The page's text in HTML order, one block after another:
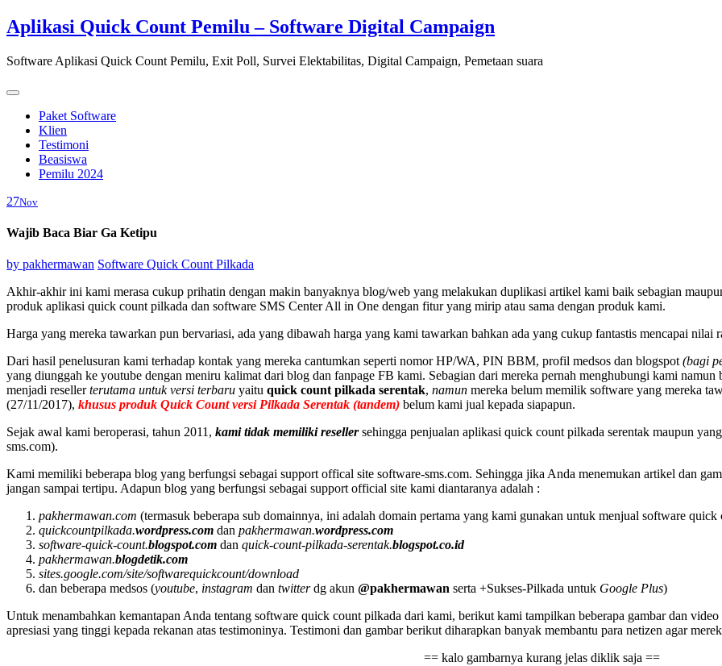
Skip
to
Aplikasi Quick Count Pemilu – Software Digital Campaign
Software Aplikasi Quick Count Pemilu, Exit Poll, Survei Elektabilitas, Digital Campaign, Pemetaan suara
Paket Software
Klien
Testimoni
Beasiswa
Pemilu 2024
27Nov
Wajib Baca Biar Ga Ketipu
by pakhermawan Software Quick Count Pilkada
Akhir-akhir ini kami merasa cukup prihatin dengan makin banyaknya blog/web yang melakukan duplikasi artikel kami baik sebagian
produk aplikasi quick count pilkada dan software SMS Center All in One dengan fitur yang mirip atau sama dengan produk kami.
Harga yang mereka tawarkan pun bervariasi, ada yang dibawah harga yang kami tawarkan bahkan ada yang cukup fantastis mencapai nilai
Dari hasil penelusuran kami terhadap kontak yang mereka cantumkan seperti nomor HP/WA, PIN BBM, profil medsos dan blogspot (bagi
yang diunggah ke youtube dengan meniru kalimat dari blog dan fanpage FB kami. Sebagian dari mereka pernah menghubungi kami
menjadi resellerterutama untuk versi terbaru yaitu quick count pilkada serentak, namun mereka belum memilik software yang mereka
(27/11/2017), khusus produk Quick Count versi Pilkada Serentak (tandem) belum kami jual kepada siapapun.
Sejak awal kami beroperasi, tahun 2011, kami tidak memiliki resellersehingga penjualan aplikasi quick count pilkada serentak maupun
sms.com).
Kami memiliki beberapa blog yang berfungsi sebagai support offical site software-sms.com. Sehingga jika Anda menemukan artikel dan
jangan sampai tertipu. Adapun blog yang berfungsi sebagai support official site kami diantaranya adalah :
pakhermawan.com (termasuk beberapa sub domainnya, ini adalah domain pertama yang kami gunakan untuk menjual software quick
quickcountpilkada.wordpress.com dan pakhermawan.wordpress.com
software-quick-count.blogspot.com dan quick-count-pilkada-serentak.blogspot.co.id
pakhermawan.blogdetik.com
sites.google.com/site/softwarequickcount/download
dan beberapa medsos (youtube, instagram dan twitterdg akun @pakhermawan serta +Sukses-Pilkada untuk Google Plus)
Untuk menambahkan kemantapan Anda tentang software quick count pilkada dari kami, berikut kami tampilkan beberapa gambar dan
apresiasi yang tinggi kepada rekanan atas testimoninya. Testimoni dan gambar berikut diharapkan banyak membantu para netizen agar
== kalo gambarnya kurang jelas diklik saja ==